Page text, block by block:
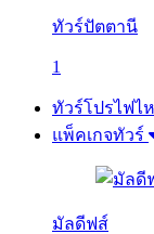
ทัวร์ปัตตานี
1
ทัวร์โปรไฟไ
แพ็คเกจทัวร์
มัลดีฟส์